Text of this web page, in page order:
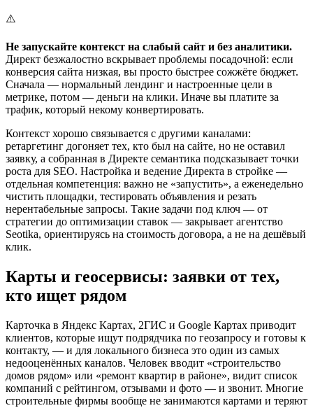
⚠️
Не запускайте контекст на слабый сайт и без аналитики.
Директ безжалостно вскрывает проблемы посадочной: если
конверсия сайта низкая, вы просто быстрее сожжёте бюджет.
Сначала — нормальный лендинг и настроенные цели в
метрике, потом — деньги на клики. Иначе вы платите за
трафик, который некому конвертировать.
Контекст хорошо связывается с другими каналами:
ретаргетинг догоняет тех, кто был на сайте, но не оставил
заявку, а собранная в Директе семантика подсказывает точки
роста для SEO. Настройка и ведение Директа в стройке —
отдельная компетенция: важно не «запустить», а еженедельно
чистить площадки, тестировать объявления и резать
нерентабельные запросы. Такие задачи под ключ — от
стратегии до оптимизации ставок — закрывает агентство
Seotika, ориентируясь на стоимость договора, а не на дешёвый
клик.
Карты и геосервисы: заявки от тех,
кто ищет рядом
Карточка в Яндекс Картах, 2ГИС и Google Картах приводит
клиентов, которые ищут подрядчика по геозапросу и готовы к
контакту, — и для локального бизнеса это один из самых
недооценённых каналов. Человек вводит «строительство
домов рядом» или «ремонт квартир в районе», видит список
компаний с рейтингом, отзывами и фото — и звонит. Многие
строительные фирмы вообще не занимаются картами и теряют